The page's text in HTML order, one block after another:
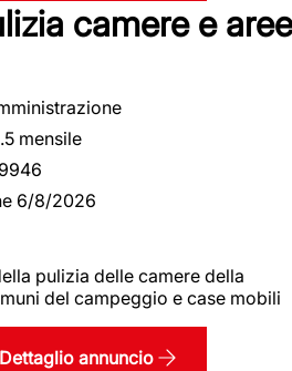
camere e aree
mensile
6/8/2026
pulizia delle camere della
del campeggio e case mobili
Dettaglio annuncio